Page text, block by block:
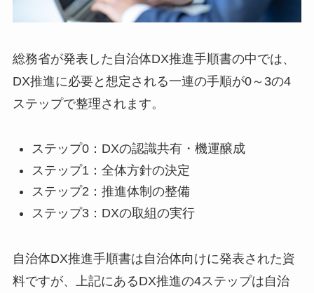
総務省が発表した自治体DX推進手順書の中では、
DX推進に必要と想定される一連の手順が0～3の4
ステップで整理されます。
ステップ0：DXの認識共有・機運醸成
ステップ1：全体方針の決定
ステップ2：推進体制の整備
ステップ3：DXの取組の実行
自治体DX推進手順書は自治体向けに発表された資
料ですが、上記にあるDX推進の4ステップは自治